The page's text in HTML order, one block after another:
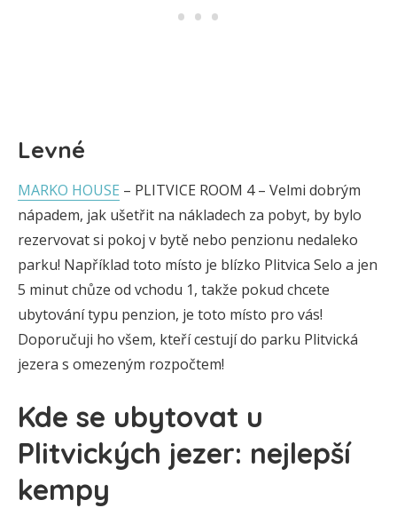
Levné
MARKO HOUSE – PLITVICE ROOM 4 – Velmi dobrým
nápadem, jak ušetřit na nákladech za pobyt, by bylo
rezervovat si pokoj v bytě nebo penzionu nedaleko
parku! Například toto místo je blízko Plitvica Selo a jen
5 minut chůze od vchodu 1, takže pokud chcete
ubytování typu penzion, je toto místo pro vás!
Doporučuji ho všem, kteří cestují do parku Plitvická
jezera s omezeným rozpočtem!
Kde se ubytovat u
Plitvických jezer: nejlepší
kempy